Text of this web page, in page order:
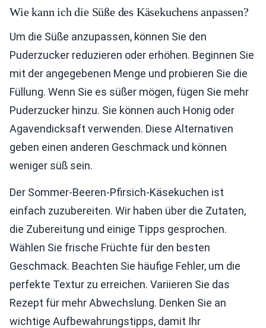
Wie kann ich die Süße des Käsekuchens anpassen?
Um die Süße anzupassen, können Sie den
Puderzucker reduzieren oder erhöhen. Beginnen Sie
mit der angegebenen Menge und probieren Sie die
Füllung. Wenn Sie es süßer mögen, fügen Sie mehr
Puderzucker hinzu. Sie können auch Honig oder
Agavendicksaft verwenden. Diese Alternativen
geben einen anderen Geschmack und können
weniger süß sein.
Der Sommer-Beeren-Pfirsich-Käsekuchen ist
einfach zuzubereiten. Wir haben über die Zutaten,
die Zubereitung und einige Tipps gesprochen.
Wählen Sie frische Früchte für den besten
Geschmack. Beachten Sie häufige Fehler, um die
perfekte Textur zu erreichen. Variieren Sie das
Rezept für mehr Abwechslung. Denken Sie an
wichtige Aufbewahrungstipps, damit Ihr